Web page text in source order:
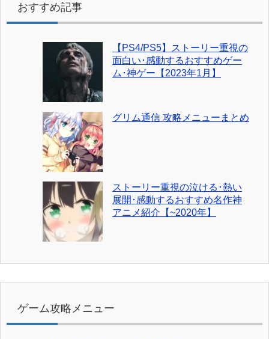
おすすめ記事
【PS4/PS5】ストーリー重視の
面白い･感動するおすすめゲー
ム･神ゲー【2023年1月】
グリム通信 攻略メニューまとめ
ストーリー重視の泣ける･熱い
展開･感動するおすすめ名作神
アニメ紹介【~2020年】
ゲーム攻略メニュー